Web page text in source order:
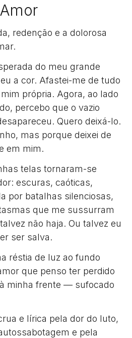
redenção e a dolorosa
do meu grande
a cor. Afastei-me de tudo
própria. Agora, ao lado
percebo que o vazio
Quero deixá-lo.
mas porque deixei de
em mim.
telas tornaram-se
escuras, caóticas,
por batalhas silenciosas,
que me sussurram
não haja. Ou talvez eu
ser salva.
réstia de luz ao fundo
que penso ter perdido
minha frente — sufocado
e lírica pela dor do luto,
e pela